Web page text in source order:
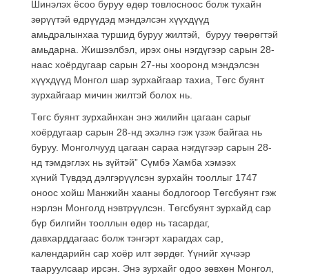
Шинэлэх ёсоо буруу өдөр товлосноос болж тухайн
зөрүүтэй өдрүүдэд мэндэлсэн хүүхдүүд
амьдралынхаа туршид буруу жилтэй, буруу төөрөгтэй
амьдарна. Жишээлбэл, ирэх оны нэгдүгээр сарын 28-
наас хоёрдугаар сарын 27-ны хооронд мэндэлсэн
хүүхдүүд Монгол шар зурхайгаар тахиа, Төгс буянт
зурхайгаар мичин жилтэй болох нь.
Төгс буянт зурхайнхан энэ жилийн цагаан сарыг
хоёрдугаар сарын 28-нд эхэлнэ гэж үзэж байгаа нь
буруу. Монголчууд цагаан сараа нэгдүгээр сарын 28-
нд тэмдэглэх нь зүйтэй” Сүмбэ Хамба хэмээх
хүний Түвдэд дэлгэрүүлсэн зурхайн тооллыг 1747
оноос хойш Манжийн хааны бодлогоор Төгсбуянт гэж
нэрлэн Монголд нэвтрүүлсэн. Төгсбуянт зурхайд сар
бүр билгийн тооллын өдөр нь тасардаг,
давхарддагаас болж тэнгэрт харагдах сар,
календарийн сар хоёр илт зөрдөг. Үүнийг хүчээр
тааруулсаар ирсэн. Энэ зурхайг одоо зөвхөн Монгол,